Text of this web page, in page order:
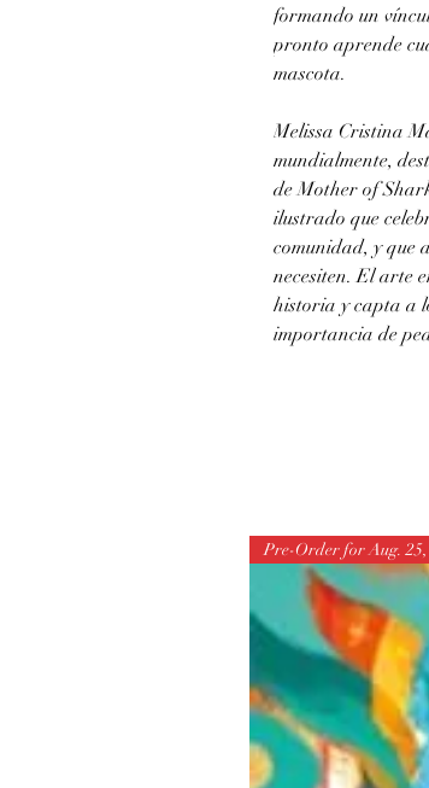
formando un
pronto aprende
mascota.
Melissa Cristina
mundialmente,
de Mother of
ilustrado que
comunidad, y que
necesiten. El arte
historia y capta a
importancia de
Pre-Order for Aug. 25,